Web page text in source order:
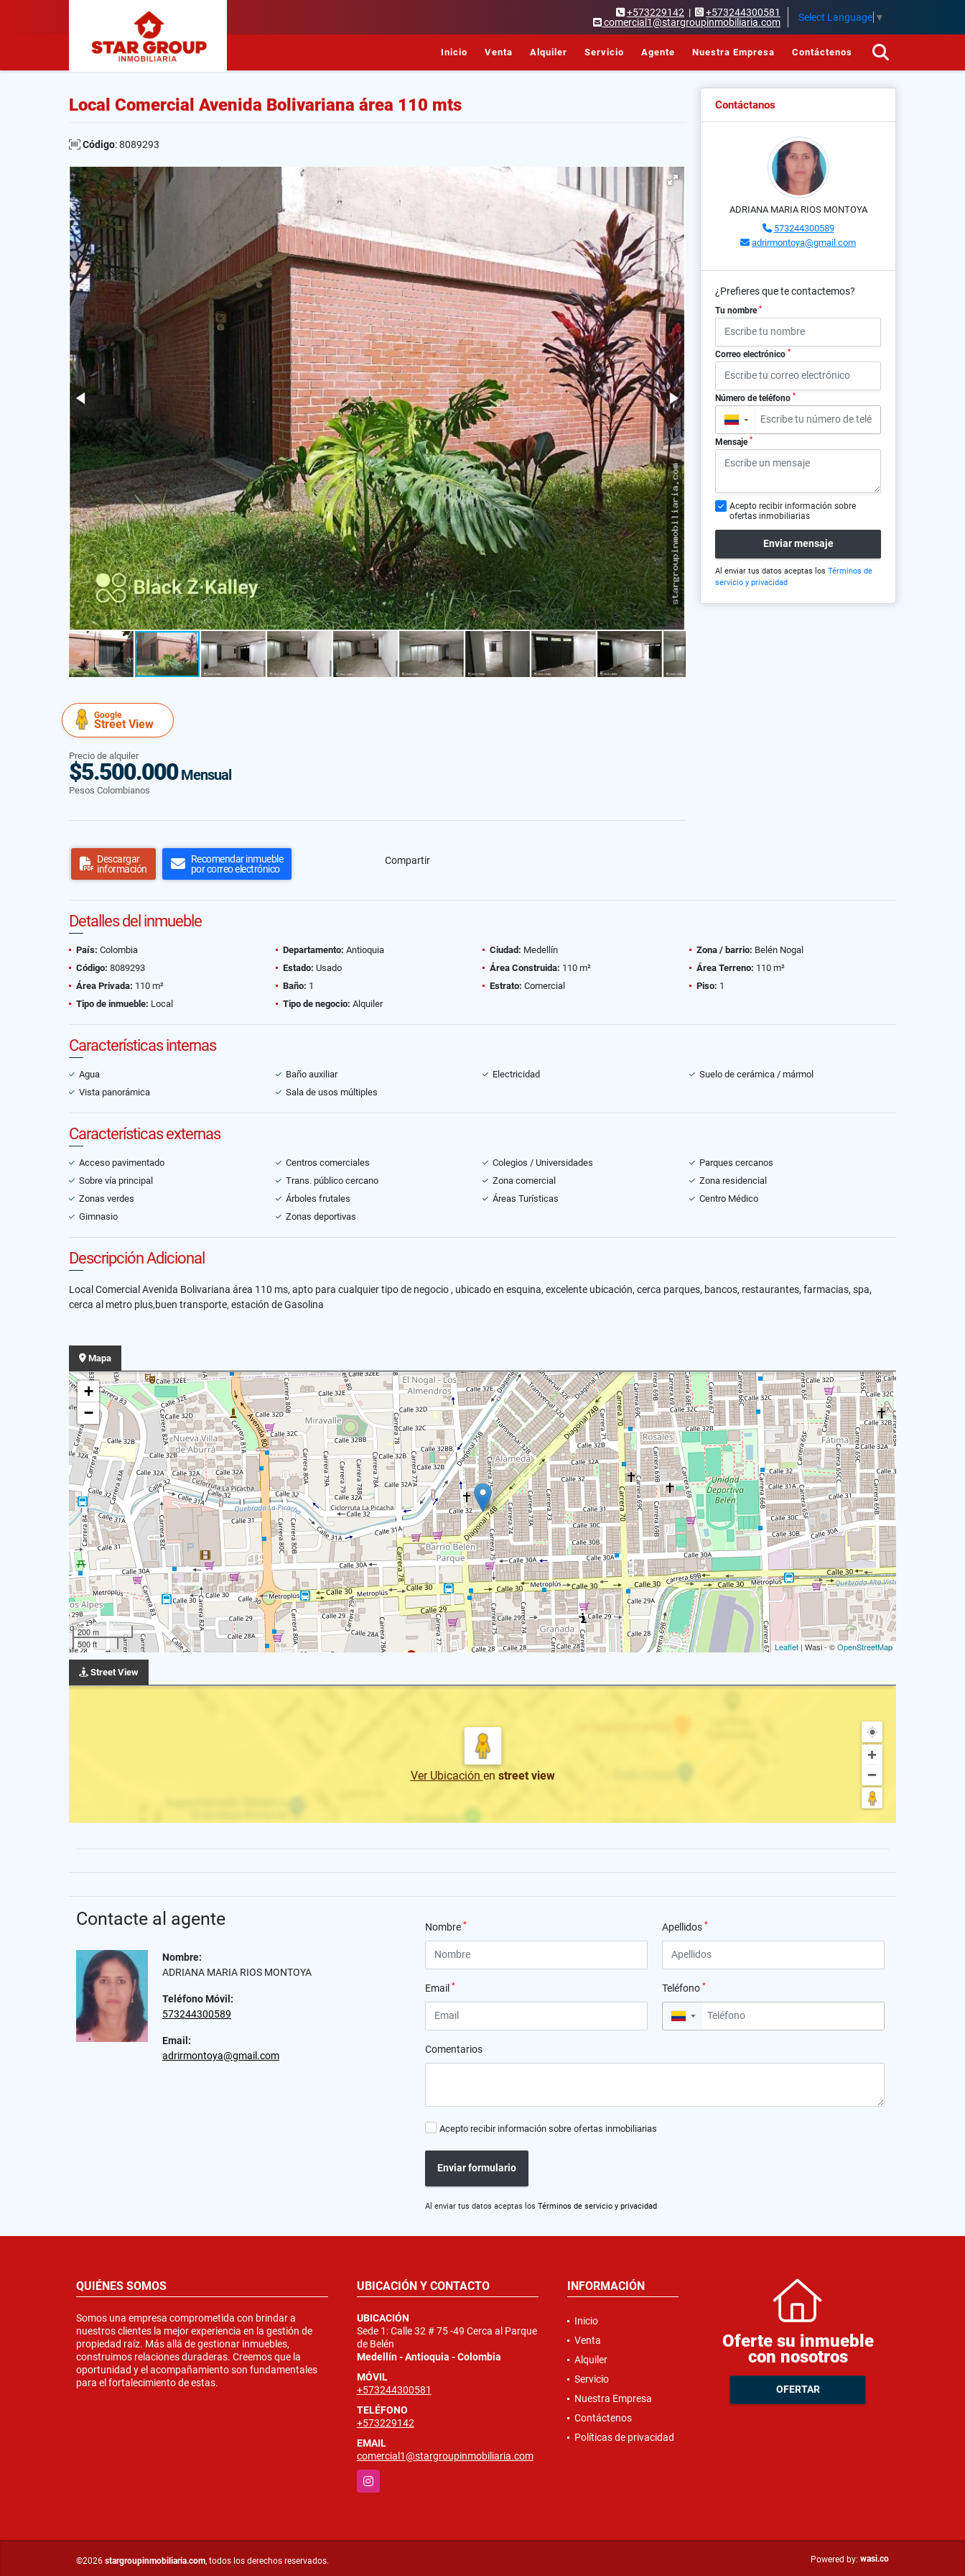
+573229142 |
+573244300581
comercial1@stargroupinmobiliaria.com
Select Language ▼
Inicio Venta Alquiler Servicio Agente Nuestra Empresa Contáctenos
Local Comercial Avenida Bolivariana área 110 mts
Código: 8089293
Google
Street View
Precio de alquiler
$5.500.000Mensual
Pesos Colombianos
Descargar
información
Recomendar inmueble
por correo electrónico
Compartir
Contáctanos
ADRIANA MARIA RIOS MONTOYA
573244300589
adrirmontoya@gmail.com
¿Prefieres que te contactemos?
Tu nombre *
Correo electrónico *
Número de teléfono *
▼
Mensaje *
Acepto recibir información sobre
ofertas inmobiliarias
Enviar mensaje
Al enviar tus datos aceptas los Términos de
servicio y privacidad
Detalles del inmueble
País: Colombia Departamento: Antioquia Ciudad: Medellín Zona / barrio: Belén Nogal
Código: 8089293 Estado: Usado Área Construida: 110 m² Área Terreno: 110 m²
Área Privada: 110 m² Baño: 1 Estrato: Comercial Piso: 1
Tipo de inmueble: Local Tipo de negocio: Alquiler
Características internas
Agua Baño auxiliar Electricidad
Suelo de cerámica / mármol
Vista panorámica
Sala de usos múltiples
Características externas
Acceso pavimentado Centros comerciales Colegios / Universidades
Parques cercanos
Sobre vía principal
Trans. público cercano Zona comercial
Zona residencial
Zonas verdes
Árboles frutales Áreas Turísticas
Centro Médico
Gimnasio
Zonas deportivas
Descripción Adicional
Local Comercial Avenida Bolivariana área 110 ms, apto para cualquier tipo de negocio , ubicado en esquina, excelente ubicación, cerca parques, bancos, restaurantes, farmacias, spa,
cerca al metro plus,buen transporte, estación de Gasolina
Mapa
+
−
200 m
500 ft
Leaflet | Wasi - ©OpenStreetMap
Street View
Ver Ubicación en street view
Contacte al agente
Nombre:
ADRIANA MARIA RIOS MONTOYA
Teléfono Móvil:
573244300589
Email:
adrirmontoya@gmail.com
Nombre * Apellidos *
Email * Teléfono *
▼
Comentarios
Acepto recibir información sobre ofertas inmobiliarias
Enviar formulario
Al enviar tus datos aceptas los Términos de servicio y privacidad
QUIÉNES SOMOS
Somos una empresa comprometida con brindar a
nuestros clientes la mejor experiencia en la gestión de
propiedad raíz. Más allá de gestionar inmuebles,
construimos relaciones duraderas. Creemos que la
oportunidad y el acompañamiento son fundamentales
para el fortalecimiento de estas.
UBICACIÓN Y CONTACTO
UBICACIÓN
Sede 1: Calle 32 # 75 -49 Cerca al Parque
de Belén
Medellín - Antioquia - Colombia
MÓVIL
+573244300581
TELÉFONO
+573229142
EMAIL
comercial1@stargroupinmobiliaria.com
Instagram
INFORMACIÓN
Inicio
Venta
Alquiler
Servicio
Nuestra Empresa
Contáctenos
Políticas de privacidad
Oferte su inmueble
con nosotros
OFERTAR
©2026 stargroupinmobiliaria.com, todos los derechos reservados. Powered by: wasi.co